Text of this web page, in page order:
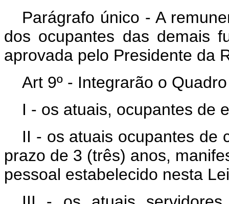
Parágrafo único - A
dos ocupantes das demais
aprovada pelo Presidente da
Art 9º - Integrarão o
I - os atuais, ocupantes de
II - os atuais ocupantes de
prazo de 3 (três) anos,
pessoal estabelecido nesta